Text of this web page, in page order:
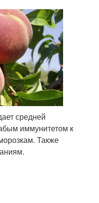
средней
иммунитетом к
Также